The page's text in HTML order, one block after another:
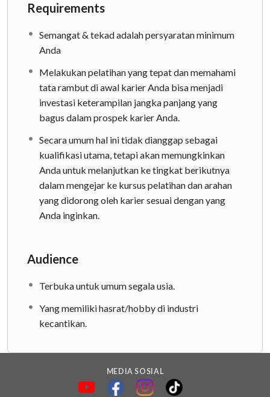
Requirements
Semangat & tekad adalah persyaratan minimum
Anda
Melakukan pelatihan yang tepat dan memahami
tata rambut di awal karier Anda bisa menjadi
investasi keterampilan jangka panjang yang
bagus dalam prospek karier Anda.
Secara umum hal ini tidak dianggap sebagai
kualifikasi utama, tetapi akan memungkinkan
Anda untuk melanjutkan ke tingkat berikutnya
dalam mengejar ke kursus pelatihan dan arahan
yang didorong oleh karier sesuai dengan yang
Anda inginkan.
Audience
Terbuka untuk umum segala usia.
Yang memiliki hasrat/hobby di industri
kecantikan.
MEDIA SOSIAL